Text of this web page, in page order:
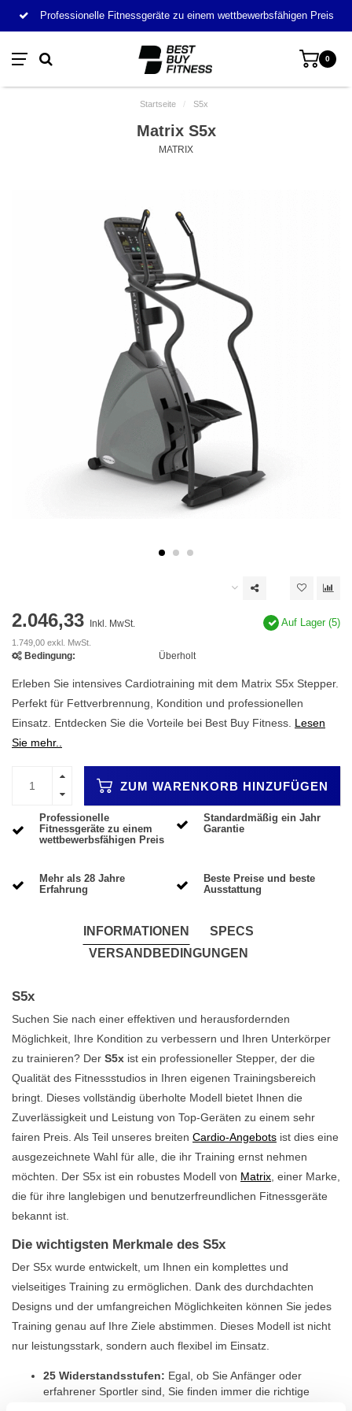
Professionelle Fitnessgeräte zu einem wettbewerbsfähigen Preis
0
Startseite / S5x
Matrix S5x
MATRIX
2.046,33 Inkl. MwSt.
1.749,00 exkl. MwSt.
Auf Lager (5)
Bedingung: Überholt
Erleben Sie intensives Cardiotraining mit dem Matrix S5x Stepper.
Perfekt für Fettverbrennung, Kondition und professionellen
Einsatz. Entdecken Sie die Vorteile bei Best Buy Fitness. Lesen
Sie mehr..
ZUM WARENKORB HINZUFÜGEN
Professionelle
Fitnessgeräte zu einem
wettbewerbsfähigen Preis
Standardmäßig ein Jahr
Garantie
Mehr als 28 Jahre
Erfahrung
Beste Preise und beste
Ausstattung
INFORMATIONEN
SPECS
VERSANDBEDINGUNGEN
S5x
Suchen Sie nach einer effektiven und herausfordernden
Möglichkeit, Ihre Kondition zu verbessern und Ihren Unterkörper
zu trainieren? Der S5x ist ein professioneller Stepper, der die
Qualität des Fitnessstudios in Ihren eigenen Trainingsbereich
bringt. Dieses vollständig überholte Modell bietet Ihnen die
Zuverlässigkeit und Leistung von Top-Geräten zu einem sehr
fairen Preis. Als Teil unseres breiten Cardio-Angebots ist dies eine
ausgezeichnete Wahl für alle, die ihr Training ernst nehmen
möchten. Der S5x ist ein robustes Modell von Matrix , einer Marke,
die für ihre langlebigen und benutzerfreundlichen Fitnessgeräte
bekannt ist.
Die wichtigsten Merkmale des S5x
Der S5x wurde entwickelt, um Ihnen ein komplettes und
vielseitiges Training zu ermöglichen. Dank des durchdachten
Designs und der umfangreichen Möglichkeiten können Sie jedes
Training genau auf Ihre Ziele abstimmen. Dieses Modell ist nicht
nur leistungsstark, sondern auch flexibel im Einsatz.
25 Widerstandsstufen: Egal, ob Sie Anfänger oder
erfahrener Sportler sind, Sie finden immer die richtige